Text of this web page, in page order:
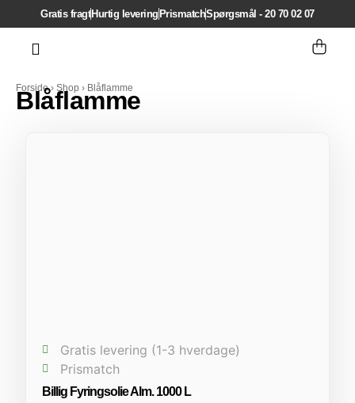
Gratis fragtHurtig levering PrismatchSpørgsmål - 20 70 02 07
Forside› Shop › Blåflamme
Blåflamme
Gratis levering (1-3 hverdage)
Prismatch
Billig Fyringsolie Alm. 1000 L